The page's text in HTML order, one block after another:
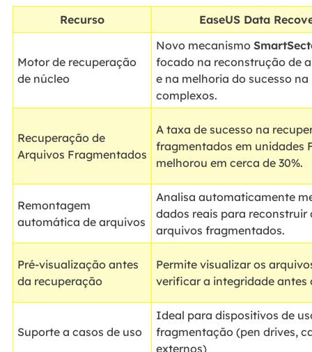
Recurso EaseUS Data
Motor de recuperação
de núcleo
Novo mecanismo
focado na reconstrução de
e na melhoria do sucesso
complexos.
Recuperação de
Arquivos Fragmentados
A taxa de sucesso na
fragmentados em unidades
melhorou em cerca de 30%.
Remontagem
automática de arquivos
Analisa automaticamente
dados reais para
arquivos fragmentados.
Pré-visualização antes
da recuperação
Permite visualizar os
verificar a integridade antes
Suporte a casos de uso
Ideal para dispositivos de
fragmentação (pen drives,
externos)